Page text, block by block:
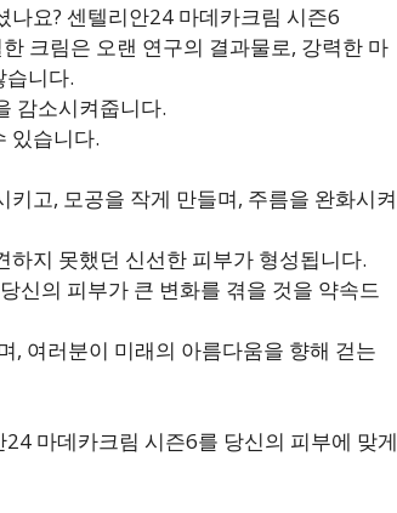
요? 센텔리안24 마데카크림 시즌6
크림은 오랜 연구의 결과물로, 강력한 마
습니다.
감소시켜줍니다.
있습니다.
고, 모공을 작게 만들며, 주름을 완화시켜
지 못했던 신선한 피부가 형성됩니다.
신의 피부가 큰 변화를 겪을 것을 약속드
, 여러분이 미래의 아름다움을 향해 걷는
마데카크림 시즌6를 당신의 피부에 맞게